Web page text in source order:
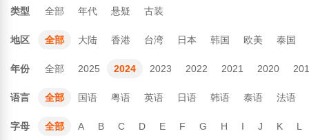
类型 全部 年代 悬疑 古装
地区 全部 大陆 香港 台湾 日本 韩国 欧美 泰国
年份 全部 2025 2024 2023 2022 2021 2020
语言 全部 国语 粤语 英语 日语 韩语 泰语 法语
字母 全部 A B C D E F G H I J K L